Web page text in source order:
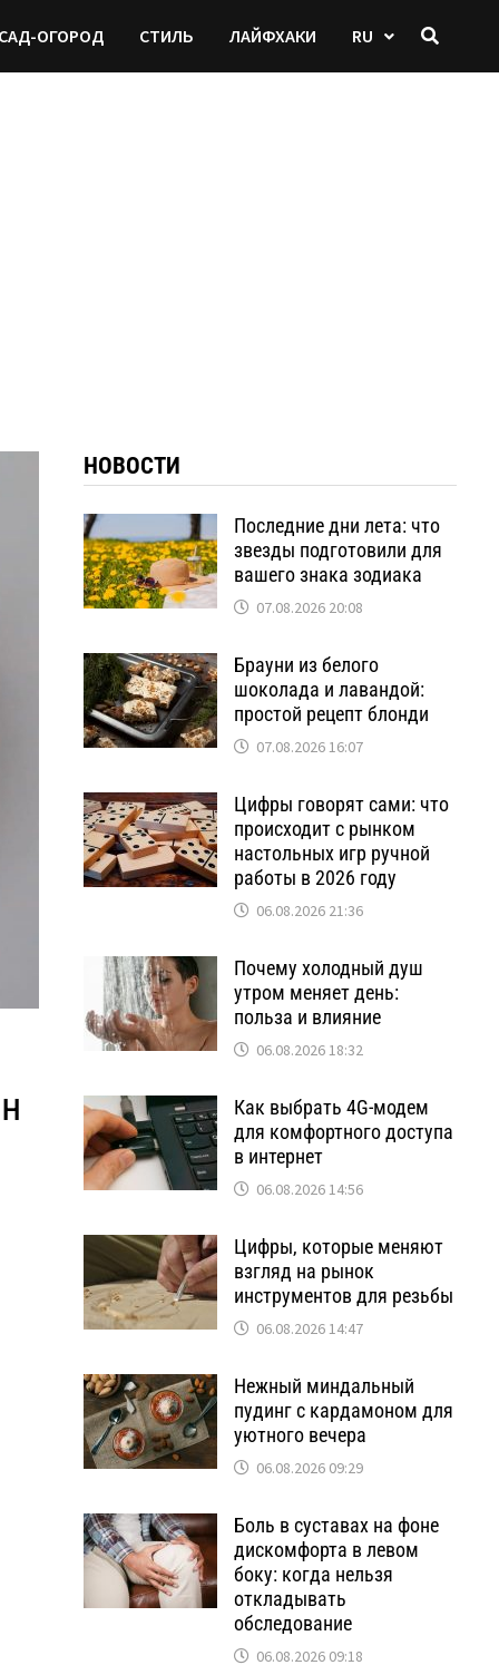
ОГОРОД СТИЛЬ ЛАЙФХАКИ RU
НОВОСТИ
Последние дни лета: что
звезды подготовили для
вашего знака зодиака
07.08.2026 20:08
Брауни из белого
шоколада и лавандой:
простой рецепт блонди
07.08.2026 16:07
Цифры говорят сами: что
происходит с рынком
настольных игр ручной
работы в 2026 году
06.08.2026 21:36
Почему холодный душ
утром меняет день:
польза и влияние
06.08.2026 18:32
Как выбрать 4G-модем
для комфортного доступа
в интернет
06.08.2026 14:56
Цифры, которые меняют
взгляд на рынок
инструментов для резьбы
06.08.2026 14:47
Нежный миндальный
пудинг с кардамоном для
уютного вечера
06.08.2026 09:29
Боль в суставах на фоне
дискомфорта в левом
боку: когда нельзя
откладывать
обследование
06.08.2026 09:18